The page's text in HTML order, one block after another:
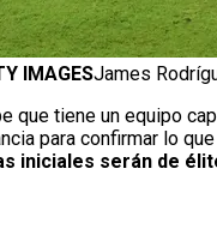
IMAGESJames
que tiene un equipo
para confirmar lo
iniciales serán de